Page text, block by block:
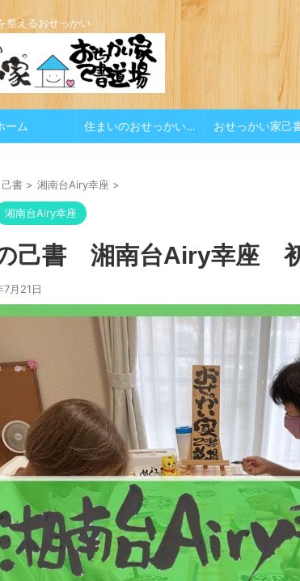
整えるおせっかい
ーム 住まいのおせっかい家
己書 > 湘南台Airy幸座 >
湘南台Airy幸座
己書 湘南台Airy幸座
月21日